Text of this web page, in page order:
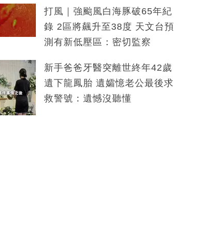
打風｜強颱風白海豚破65年紀
錄 2區將飆升至38度 天文台預
測有新低壓區：密切監察
新手爸爸牙醫突離世終年42歲
遺下龍鳳胎 遺孀憶老公最後求
救警號：遺憾沒聽懂